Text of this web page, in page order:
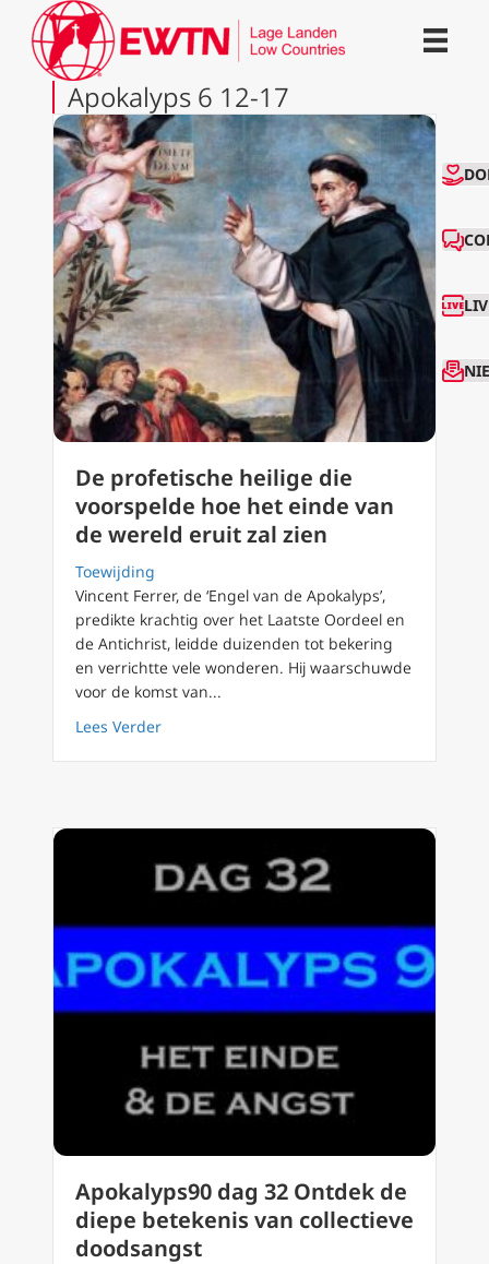
Apokalyps 6 12-17
De profetische heilige die
voorspelde hoe het einde van
de wereld eruit zal zien
Toewijding
Vincent Ferrer, de ‘Engel van de Apokalyps’,
predikte krachtig over het Laatste Oordeel en
de Antichrist, leidde duizenden tot bekering
en verrichtte vele wonderen. Hij waarschuwde
voor de komst van...
Lees Verderabout De profetische heilige die
Apokalyps90 dag 32 Ontdek de
diepe betekenis van collectieve
doodsangst